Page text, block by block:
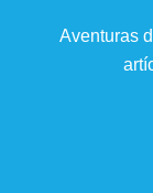
Aventuras